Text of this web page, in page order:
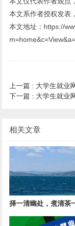
本文系作者授权发表
本文地址：https://
上一篇 : 大学生就业
下一篇 : 大学生就业
相关文章
择一清幽处，煮清茶